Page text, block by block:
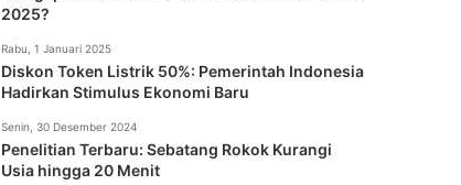
2025?
Rabu, 1 Januari 2025
Diskon Token Listrik 50%: Pemerintah Indonesia
Hadirkan Stimulus Ekonomi Baru
Senin, 30 Desember 2024
Penelitian Terbaru: Sebatang Rokok Kurangi
Usia hingga 20 Menit